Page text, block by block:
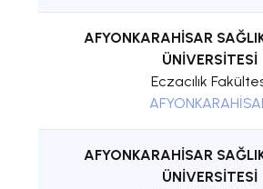
AFYONKARAHİSAR
ÜNİVERSİTESİ
Eczacılık
AFYONKARAHİSAR
ÜNİVERSİTESİ